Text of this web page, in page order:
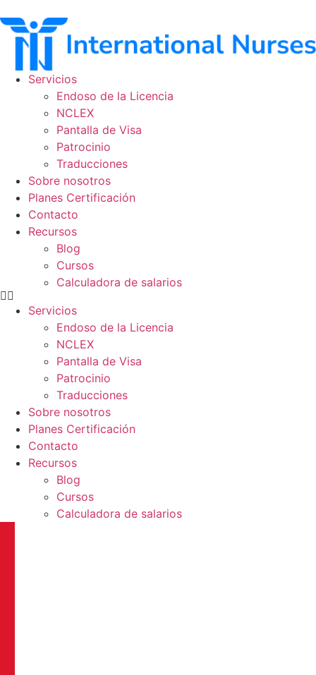
al
contenido
Servicios
Endoso de la Licencia
NCLEX
Pantalla de Visa
Patrocinio
Traducciones
Sobre nosotros
Planes Certificación
Contacto
Recursos
Blog
Cursos
Calculadora de salarios
Servicios
Endoso de la Licencia
NCLEX
Pantalla de Visa
Patrocinio
Traducciones
Sobre nosotros
Planes Certificación
Contacto
Recursos
Blog
Cursos
Calculadora de salarios